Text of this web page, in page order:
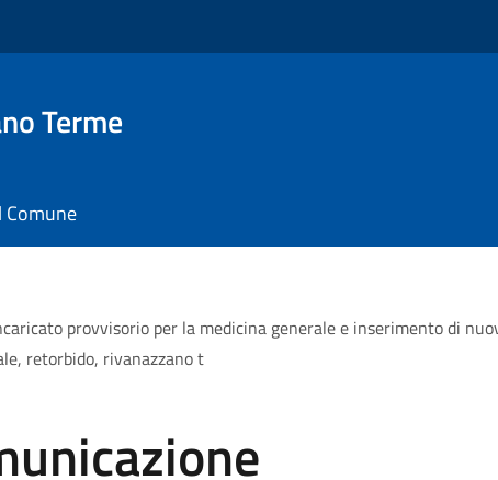
Terme
Comune
provvisorio per la medicina generale e inserimento di
retorbido, rivanazzano t